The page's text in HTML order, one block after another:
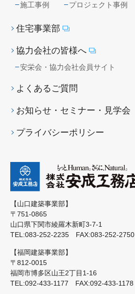
【山口建築事業部】
〒751-0865
山口県下関市綾羅木新町3-7-1
TEL:083-252-2235 FAX:083-252-2750
【福岡建築事業部】
〒812-0015
福岡市博多区山王2丁目1-16
TEL:092-433-1177 FAX:092-433-1178
施工事例 プロジェクト事例
住宅事業部
協力会社の皆様へ
安栄会・協力会社会員サイト
よくあるご質問
お知らせ・セミナー・見学会
プライバシーポリシー